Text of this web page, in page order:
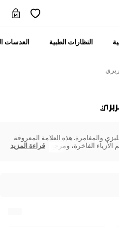
النظارات الطبية العدسات
والمغامرة. هذه العلامة المعروفة
الفاخرة، ومرجع
قراءة المزيد